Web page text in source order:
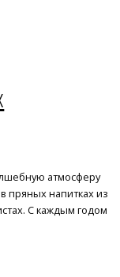
атмосферу
пряных напитках из
С каждым годом